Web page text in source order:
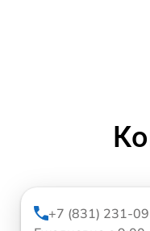
+7 (831) 231-